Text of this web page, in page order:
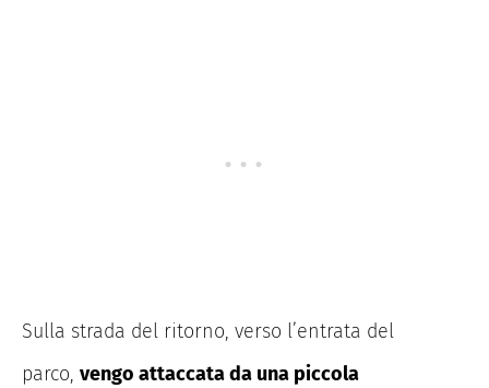
Sulla strada del ritorno, verso l’entrata del
parco, vengo attaccata da una piccola